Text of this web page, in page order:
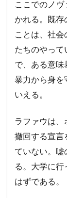
ここでのノ
かれる。既存
ことは、社会
たちのやって
で、ある意味
暴力から身を
いえる。
ラファウは、
撤回する宣言
ていない。嘘
る。大学に行
はずである。